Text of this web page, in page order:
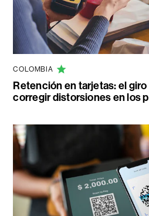
COLOMBIA
Retención en tarjetas: el
corregir distorsiones en los